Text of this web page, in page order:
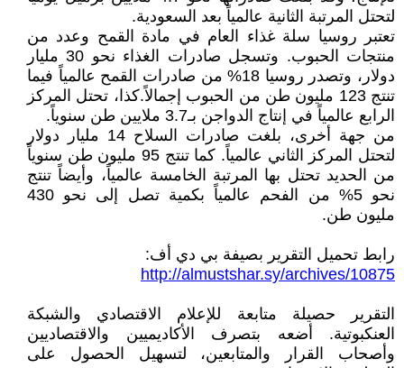
لتحتل المرتبة الثانية عالمياً بعد السعودية.
تعتبر روسيا سلة غذاء العام في مادة القمح وعدد من
منتجات الحبوب. وتسجل صادرات الغذاء نحو 30 مليار
دولار، وتصدر روسيا 18% من صادرات القمح عالمياً فيما
تنتج 123 مليون طن من الحبوب إجمالاً.كذا، تحتل المركز
الرابع عالمياً في إنتاج الدواجن بـ3.7 ملايين طن سنوياً.
من جهة أخرى، بلغت صادرات السلاح 14 مليار دولار
لتحتل المركز الثاني عالمياً. كما تنتج 95 مليون طن سنوياً
من الحديد تحتل بها المرتبة الخامسة عالمياً، وأيضاً تنتج
نحو 5% من الفحم عالمياً بكمية تصل إلى نحو 430
مليون طن.
رابط تحميل التقرير بصيفة بي دي أف:
http://almustshar.sy/archives/10875
التقرير حصيلة متابعة للإعلام الاقتصادي والشبكة
العنكبوتية. أضعه بتصرف الأكاديميين والاقتصاديين
وأصحاب القرار والمتابعين، لتسهيل الحصول على